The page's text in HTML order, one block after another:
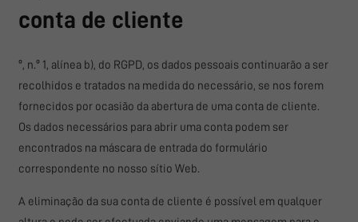
conta de cliente
º, n.º 1, alínea b), do RGPD, os dados pessoais continuarão a ser
recolhidos e tratados na medida do necessário, se nos forem
fornecidos por ocasião da abertura de uma conta de cliente.
Os dados necessários para abrir uma conta podem ser
encontrados na máscara de entrada do formulário
correspondente no nosso sítio Web.
A eliminação da sua conta de cliente é possível em qualquer